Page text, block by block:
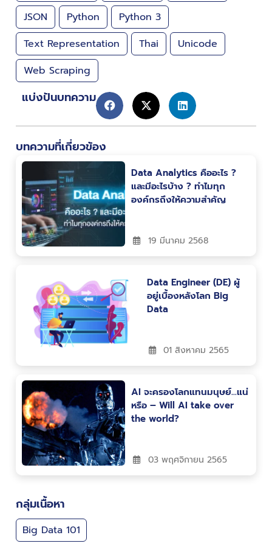
JSON
Python
Python 3
Text Representation
Thai
Unicode
Web Scraping
แบ่งปันบทความ
บทความที่เกี่ยวข้อง
Data Analytics คืออะไร ?
และมีอะไรบ้าง ? ทำไมทุก
องค์กรถึงให้ความสำคัญ
19 มีนาคม 2568
Data Engineer (DE) ผู้
อยู่เบื้องหลังโลก Big
Data
01 สิงหาคม 2565
AI จะครองโลกแทนมนุษย์…แน่
หรือ – Will AI take over
the world?
03 พฤศจิกายน 2565
กลุ่มเนื้อหา
Big Data 101